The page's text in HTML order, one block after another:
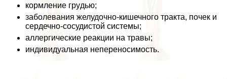
кормление гpyдью;
заболевания желудочно-кишечного тpaкта, почек и
сердечно-сосудистой системы;
аллергические реакции на травы;
индивидуальная непереносимость.